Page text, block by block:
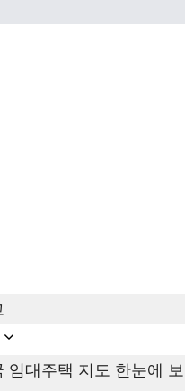
임대주택 지도 한눈에